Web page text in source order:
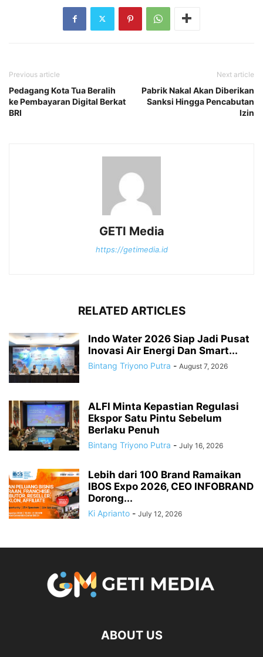
Previous article
Pedagang Kota Tua Beralih
ke Pembayaran Digital Berkat
BRI
Next article
Pabrik Nakal Akan Diberikan
Sanksi Hingga Pencabutan
Izin
GETI Media
https://getimedia.id
RELATED ARTICLES
Indo Water 2026 Siap Jadi Pusat
Inovasi Air Energi Dan Smart...
Bintang Triyono Putra - August 7, 2026
ALFI Minta Kepastian Regulasi
Ekspor Satu Pintu Sebelum
Berlaku Penuh
Bintang Triyono Putra - July 16, 2026
Lebih dari 100 Brand Ramaikan
IBOS Expo 2026, CEO INFOBRAND
Dorong...
Ki Aprianto - July 12, 2026
ABOUT US